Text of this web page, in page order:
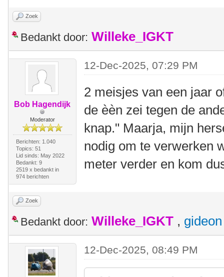
Zoek
Bedankt door: Willeke_IGKT
Bob Hagendijk
Moderator
Berichten: 1.040
Topics: 51
Lid sinds: May 2022
Bedankt: 9
2519 x bedankt in
974 berichten
12-Dec-2025, 07:29 PM
2 meisjes van een jaar
de èèn zei tegen de
knap." Maarja, mijn
nodig om te verwerken
meter verder en kom
Zoek
Bedankt door: Willeke_IGKT , gideon
12-Dec-2025, 08:49 PM